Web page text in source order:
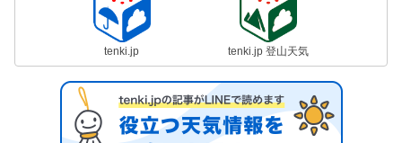
tenki.jp tenki.jp 登山天気